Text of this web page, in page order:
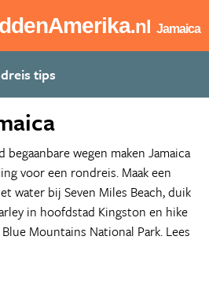
.nl Jamaica
wegen maken Jamaica
voor een rondreis. Maak een
water bij Seven Miles Beach, duik
in hoofdstad Kingston en hike
Mountains National Park. Lees